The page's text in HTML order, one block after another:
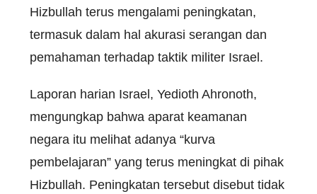
Hizbullah terus mengalami peningkatan,
termasuk dalam hal akurasi serangan dan
pemahaman terhadap taktik militer Israel.
Laporan harian Israel, Yedioth Ahronoth,
mengungkap bahwa aparat keamanan
negara itu melihat adanya “kurva
pembelajaran” yang terus meningkat di pihak
Hizbullah. Peningkatan tersebut disebut tidak